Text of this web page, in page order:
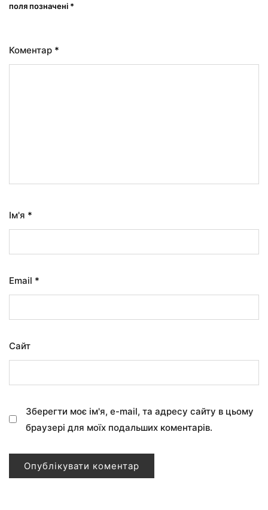
поля позначені *
Коментар *
Ім'я *
Email *
Сайт
Зберегти моє ім'я, e-mail, та адресу сайту в цьому
браузері для моїх подальших коментарів.